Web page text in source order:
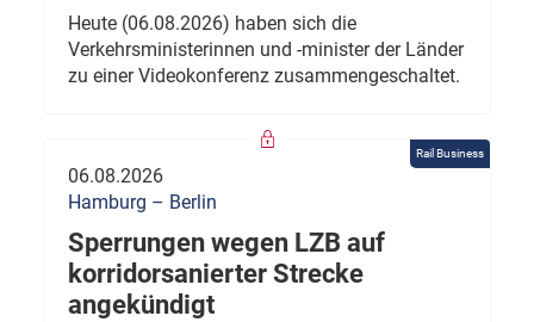
Heute (06.08.2026) haben sich die
Verkehrsministerinnen und -minister der Länder
zu einer Videokonferenz zusammengeschaltet.
Rail Business
06.08.2026
Hamburg – Berlin
Sperrungen wegen LZB auf
korridorsanierter Strecke
angekündigt